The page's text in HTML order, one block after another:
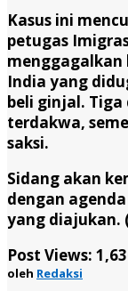
Kasus ini
petugas
menggagalkan
India yang
beli ginjal.
terdakwa,
saksi.
Sidang akan
dengan
yang diajukan.
Post Views:
oleh Redaksi